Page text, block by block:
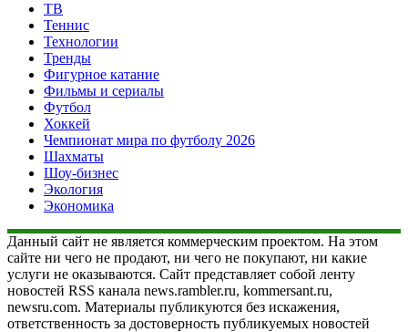
ТВ
Теннис
Технологии
Тренды
Фигурное катание
Фильмы и сериалы
Футбол
Хоккей
Чемпионат мира по футболу 2026
Шахматы
Шоу-бизнес
Экология
Экономика
Данный сайт не является коммерческим проектом. На этом
сайте ни чего не продают, ни чего не покупают, ни какие
услуги не оказываются. Сайт представляет собой ленту
новостей RSS канала news.rambler.ru, kommersant.ru,
newsru.com. Материалы публикуются без искажения,
ответственность за достоверность публикуемых новостей